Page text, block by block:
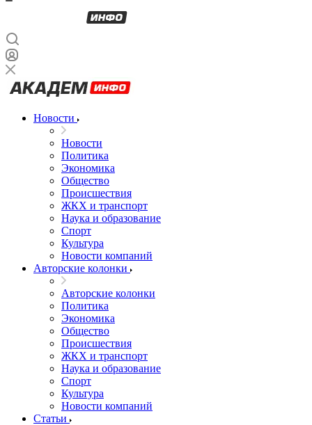
Новости
Новости
Политика
Экономика
Общество
Происшествия
ЖКХ и транспорт
Наука и образование
Спорт
Культура
Новости компаний
Авторские колонки
Авторские колонки
Политика
Экономика
Общество
Происшествия
ЖКХ и транспорт
Наука и образование
Спорт
Культура
Новости компаний
Статьи